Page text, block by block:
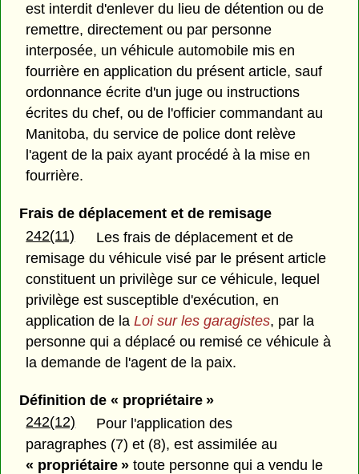
est interdit d'enlever du lieu de détention ou de
remettre, directement ou par personne
interposée, un véhicule automobile mis en
fourrière en application du présent article, sauf
ordonnance écrite d'un juge ou instructions
écrites du chef, ou de l'officier commandant au
Manitoba, du service de police dont relève
l'agent de la paix ayant procédé à la mise en
fourrière.
Frais de déplacement et de remisage
242(11)
Les frais de déplacement et de
remisage du véhicule visé par le présent article
constituent un privilège sur ce véhicule, lequel
privilège est susceptible d'exécution, en
application de laLoi sur les garagistes, par la
personne qui a déplacé ou remisé ce véhicule à
la demande de l'agent de la paix.
Définition de « propriétaire »
242(12)
Pour l'application des
paragraphes (7) et (8), est assimilée au
« propriétaire » toute personne qui a vendu le